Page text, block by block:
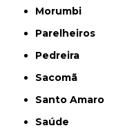
Morumbi
Parelheiros
Pedreira
Sacomã
Santo Amaro
Saúde